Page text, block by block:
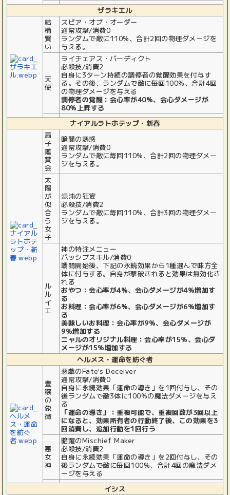
ザラキエル
結
構
賢
い
スピア・オブ・オーダー
通常攻撃/消費0
ランダムで敵に110%、合計2回の物理ダメージを
与える。
天
使
ライチェアス・バーディクト
必殺技/消費2
自身に3ターン持続の調停者の覚醒効果を付与す
る。その後、ランダムで敵に毎回100%、合計4回
の物理ダメージを与える
調停者の覚醒：会心率が40%、会心ダメージが
80%上昇する
ナイアルラトホテップ・新春
扇
子
鑑
賞
会
暗闇の誘惑
通常攻撃/消費0
ランダムで敵に毎回110%、合計2回の物理ダメー
ジを与える。
太
陽
が
似
合
う
女
子
混沌の狂宴
必殺技/消費2
ランダムで敵に毎回110%、合計3回の物理ダメー
ジを与える。
ル
ル
イ
エ
神の特注メニュー
パッシブスキル/消費0
戦闘開始後、下記の永続効果から1種選んで味方全
体に付与する。自身が撃破されると効果は無効化さ
れる
おやつ：会心率が4%、会心ダメージが4%増加す
る
お料理：会心率が6%、会心ダメージが6%増加す
る
美味しいお料理：会心率が9%、会心ダメージが
9%増加する
ニャルのオリジナル料理：会心率が15%、会心ダ
メージが15%増加する
ヘルメス・運命を紡ぐ者
豊
穣
の
象
徴
悪戯のFate's Deceiver
通常攻撃/消費0
自身に永続効果「運命の導き」を1回付与し、その
後ランダムで敵3体に100%の魔法ダメージを与え
る
「運命の導き」：重複可能で、重複回数が3回以上
になると、効果所有者の行動終了後、この効果を3
回消費し、追加行動を1回行う
悪
女
神
暗躍のMischief Maker
必殺技/消費2
自身に永続効果「運命の導き」を2回付与し、その
後ランダムで敵に毎回100%、合計4回の魔法ダメ
ージを与える
イシス